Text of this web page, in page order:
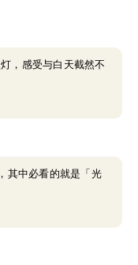
，感受与白天截然不
其中必看的就是「光